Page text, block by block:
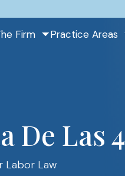
Firm Practice Areas
De
Labor Law